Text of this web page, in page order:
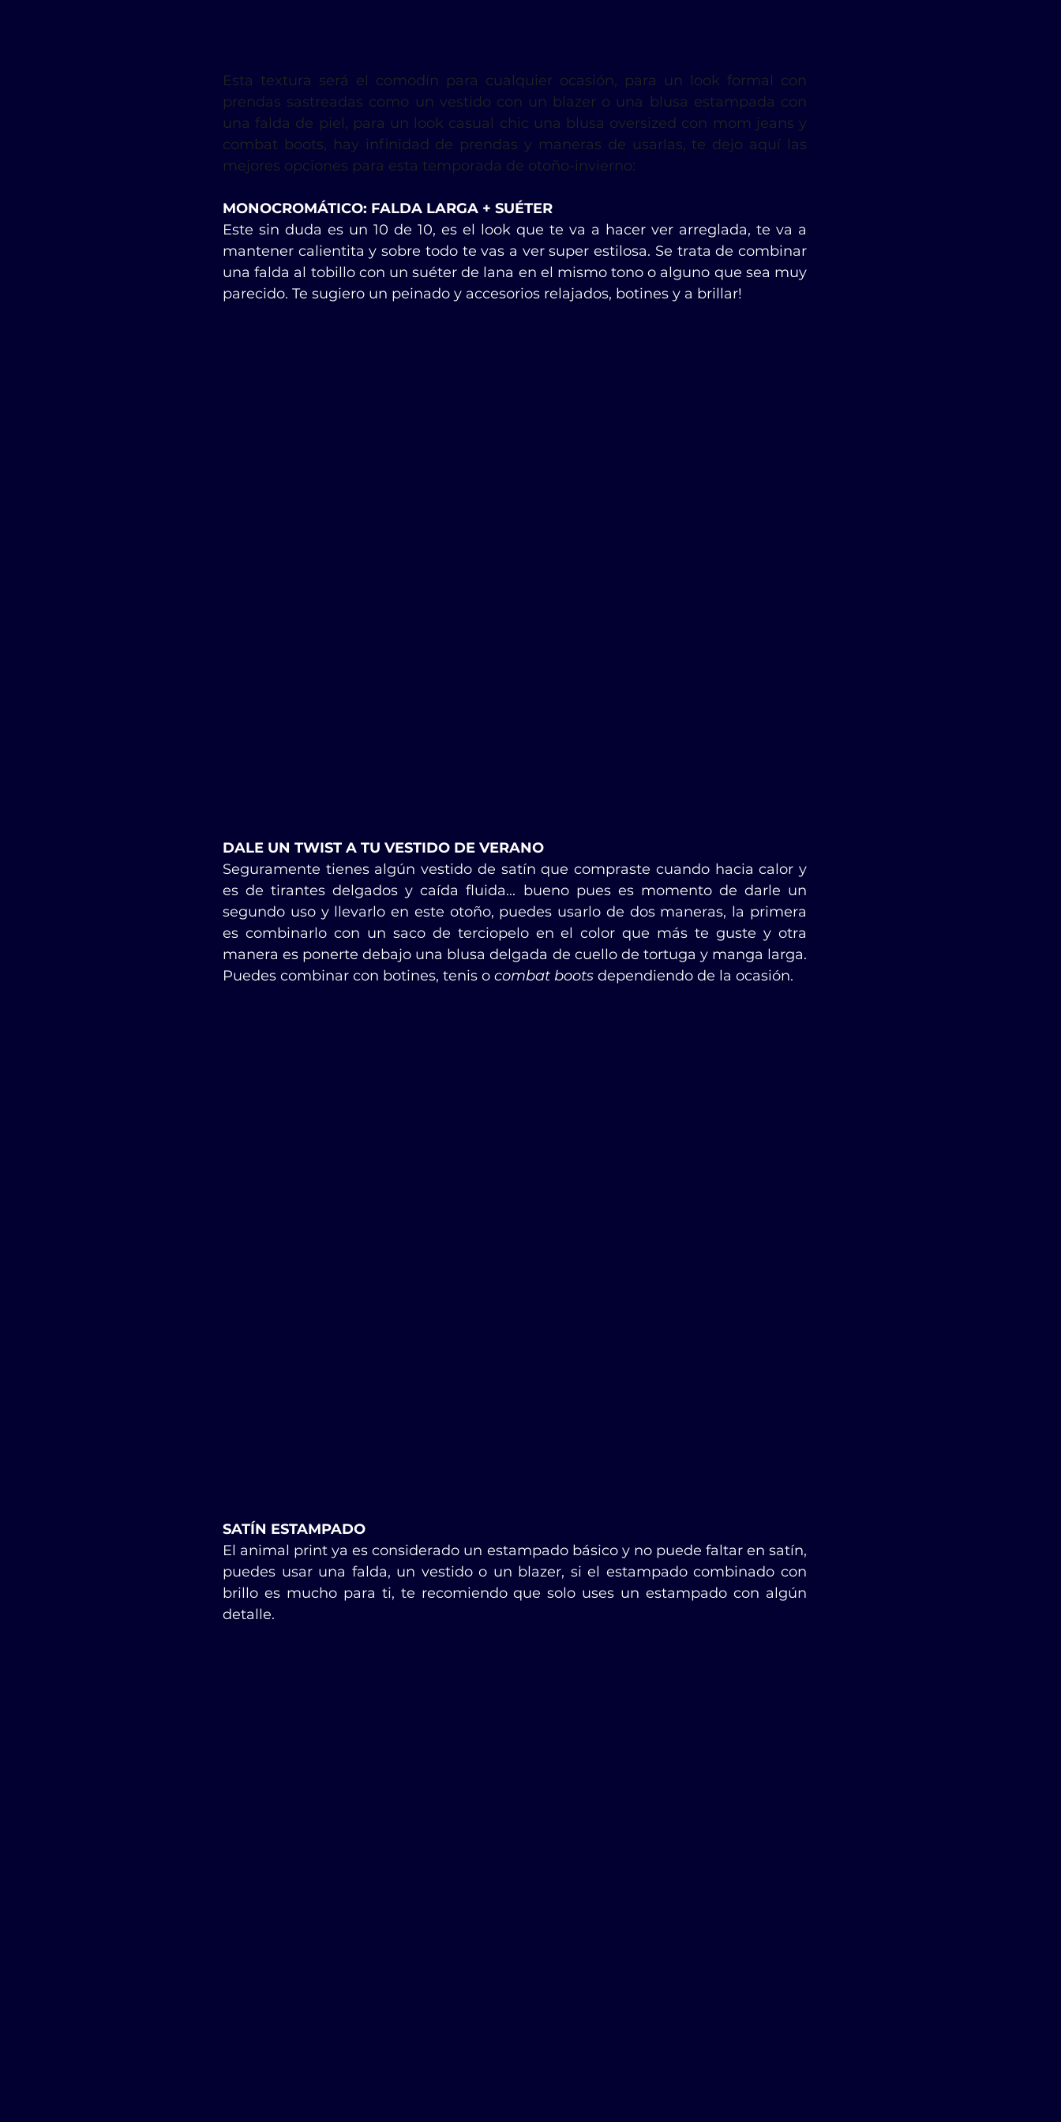
Esta textura será el comodín para cualquier ocasión, para un look formal con
prendas sastreadas como un vestido con un blazer o una blusa estampada con
una falda de piel, para un look casual chic una blusa oversized con mom jeans y
combat boots, hay infinidad de prendas y maneras de usarlas, te dejo aquí las
mejores opciones para esta temporada de otoño-invierno:
MONOCROMÁTICO: FALDA LARGA + SUÉTER
Este sin duda es un 10 de 10, es el look que te va a hacer ver arreglada, te va a
mantener calientita y sobre todo te vas a ver super estilosa. Se trata de combinar
una falda al tobillo con un suéter de lana en el mismo tono o alguno que sea muy
parecido. Te sugiero un peinado y accesorios relajados, botines y a brillar!
DALE UN TWIST A TU VESTIDO DE VERANO
Seguramente tienes algún vestido de satín que compraste cuando hacia calor y
es de tirantes delgados y caída fluida... bueno pues es momento de darle un
segundo uso y llevarlo en este otoño, puedes usarlo de dos maneras, la primera
es combinarlo con un saco de terciopelo en el color que más te guste y otra
manera es ponerte debajo una blusa delgada de cuello de tortuga y manga larga.
Puedes combinar con botines, tenis o combat boots dependiendo de la ocasión.
SATÍN ESTAMPADO
El animal print ya es considerado un estampado básico y no puede faltar en satín,
puedes usar una falda, un vestido o un blazer, si el estampado combinado con
brillo es mucho para ti, te recomiendo que solo uses un estampado con algún
detalle.